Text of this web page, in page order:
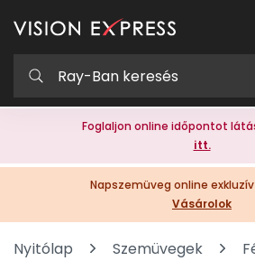
Foglaljon online időpontot
itt.
Napszemüveg online
Vásárolok
Nyitólap Szemüvegek